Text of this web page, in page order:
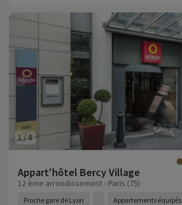
1 /8
Appart'hôtel Bercy Village
12 ème arrondissement - Paris (75)
Proche gare de Lyon Appartements équipés